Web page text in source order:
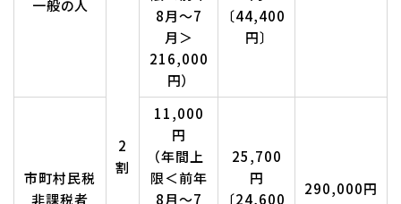
一般の人
2
割
8月～7
月＞
216,000
円）
〔44,400
円〕
市町村民税
非課税者
11,000
円
（年間上
限＜前年
8月～7
25,700
円
〔24,600
290,000円